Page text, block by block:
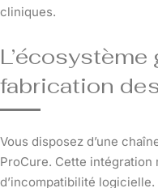
cliniques.
fabrication
Vous disposez d’une
ProCure. Cette
d’incompatibilité